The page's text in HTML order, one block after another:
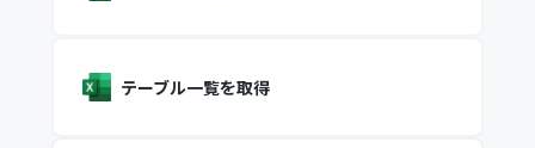
テーブル一覧を取得